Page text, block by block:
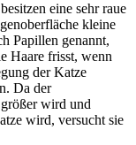
eine sehr raue
kleine
Papillen genannt,
Haare frisst, wenn
der Katze
Da der
wird und
wird, versucht sie